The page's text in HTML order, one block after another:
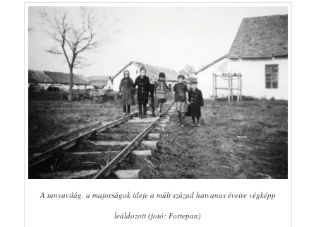
A tanyavilág, a majorságok ideje a múlt század hatvanas éveire végképp
leáldozott (fotó: Fortepan)